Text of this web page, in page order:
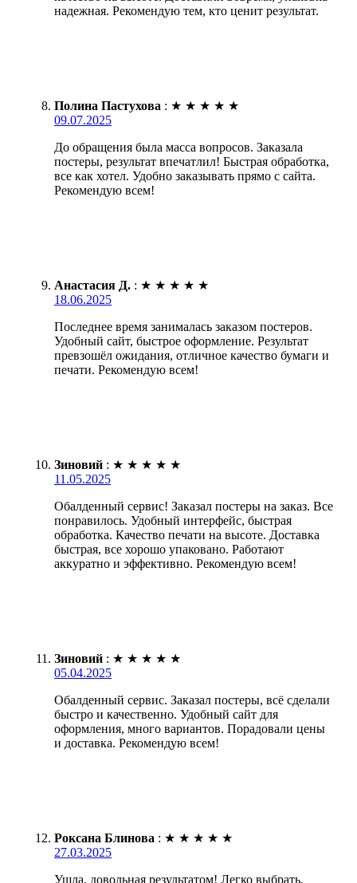
надежная. Рекомендую тем, кто ценит результат.
Полина Пастухова : ★ ★ ★ ★ ★
09.07.2025
До обращения была масса вопросов. Заказала
постеры, результат впечатлил! Быстрая обработка,
все как хотел. Удобно заказывать прямо с сайта.
Рекомендую всем!
Анастасия Д. : ★ ★ ★ ★ ★
18.06.2025
Последнее время занималась заказом постеров.
Удобный сайт, быстрое оформление. Результат
превзошёл ожидания, отличное качество бумаги и
печати. Рекомендую всем!
Зиновий : ★ ★ ★ ★ ★
11.05.2025
Обалденный сервис! Заказал постеры на заказ. Все
понравилось. Удобный интерфейс, быстрая
обработка. Качество печати на высоте. Доставка
быстрая, все хорошо упаковано. Работают
аккуратно и эффективно. Рекомендую всем!
Зиновий : ★ ★ ★ ★ ★
05.04.2025
Обалденный сервис. Заказал постеры, всё сделали
быстро и качественно. Удобный сайт для
оформления, много вариантов. Порадовали цены
и доставка. Рекомендую всем!
Роксана Блинова : ★ ★ ★ ★ ★
27.03.2025
Ушла, довольная результатом! Легко выбрать,